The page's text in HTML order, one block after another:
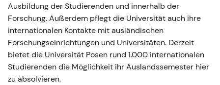
Ausbildung der Studierenden und innerhalb der
Forschung. Außerdem pflegt die Universität auch ihre
internationalen Kontakte mit ausländischen
Forschungseinrichtungen und Universitäten. Derzeit
bietet die Universität Posen rund 1.000 internationalen
Studierenden die Möglichkeit ihr Auslandssemester hier
zu absolvieren.